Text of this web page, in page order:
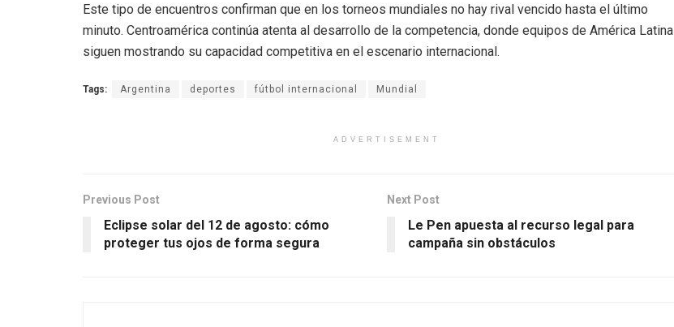
Este tipo de encuentros confirman que en los torneos mundiales no hay rival vencido hasta el último
minuto. Centroamérica continúa atenta al desarrollo de la competencia, donde equipos de América Latina
siguen mostrando su capacidad competitiva en el escenario internacional.
Tags: Argentina deportes fútbol internacional Mundial
ADVERTISEMENT
Previous Post
Eclipse solar del 12 de agosto: cómo
proteger tus ojos de forma segura
Next Post
Le Pen apuesta al recurso legal para
campaña sin obstáculos